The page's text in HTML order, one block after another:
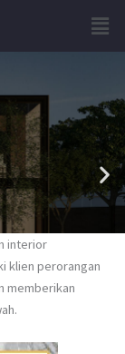
interior
klien perorangan
memberikan